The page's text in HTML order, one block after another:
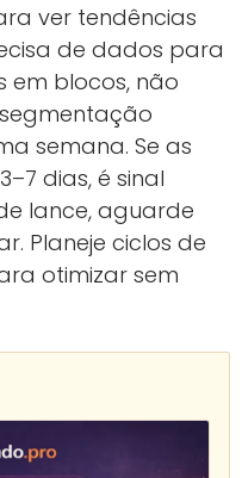
ver tendências
de dados para
em blocos, não
semana. Se as
dias, é sinal
lance, aguarde
Planeje ciclos de
otimizar sem